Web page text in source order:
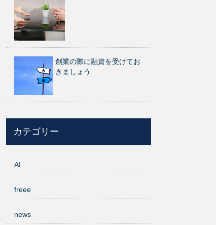
創業の際に融資を受けてお
きましょう
カテゴリー
AI
freee
news